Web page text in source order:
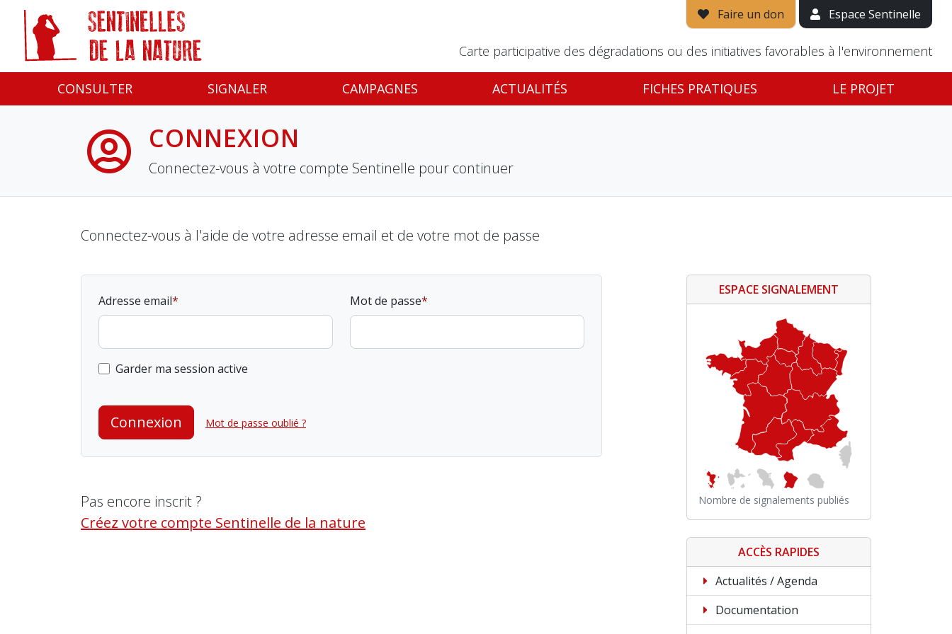
Faire un don Espace Sentinelle
Carte participative des dégradations ou des initiatives favorables à l'environnement
CONSULTER SIGNALER CAMPAGNES ACTUALITÉS FICHES PRATIQUES LE PROJET
CONNEXION
Connectez-vous à votre compte Sentinelle pour continuer
Connectez-vous à l'aide de votre adresse email et de votre mot de passe
Adresse email Mot de passe
Garder ma session active
Connexion Mot de passe oublié ?
Pas encore inscrit ?
Créez votre compte Sentinelle de la nature
ESPACE SIGNALEMENT
Nombre de signalements publiés
ACCÈS RAPIDES
Actualités / Agenda
Documentation
Panneau de gestion des cookies